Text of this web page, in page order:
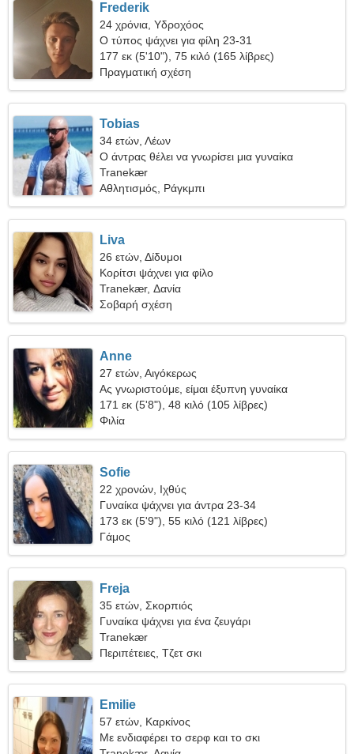
Frederik
24 χρόνια, Υδροχόος
Ο τύπος ψάχνει για φίλη 23-31
177 εκ (5'10"), 75 κιλό (165 λίβρες)
Πραγματική σχέση
Tobias
34 ετών, Λέων
Ο άντρας θέλει να γνωρίσει μια γυναίκα
Tranekær
Αθλητισμός, Ράγκμπι
Liva
26 ετών, Δίδυμοι
Κορίτσι ψάχνει για φίλο
Tranekær, Δανία
Σοβαρή σχέση
Anne
27 ετών, Αιγόκερως
Ας γνωριστούμε, είμαι έξυπνη γυναίκα
171 εκ (5'8"), 48 κιλό (105 λίβρες)
Φιλία
Sofie
22 χρονών, Ιχθύς
Γυναίκα ψάχνει για άντρα 23-34
173 εκ (5'9"), 55 κιλό (121 λίβρες)
Γάμος
Freja
35 ετών, Σκορπιός
Γυναίκα ψάχνει για ένα ζευγάρι
Tranekær
Περιπέτειες, Τζετ σκι
Emilie
57 ετών, Καρκίνος
Με ενδιαφέρει το σερφ και το σκι